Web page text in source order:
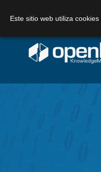
Este sitio web utiliza